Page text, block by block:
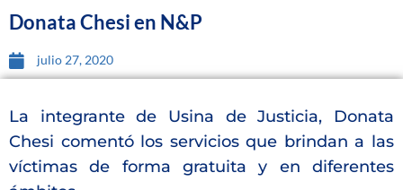
Donata Chesi en N&P
julio 27, 2020
La integrante de Usina de Justicia, Donata
Chesi comentó los servicios que brindan a las
víctimas de forma gratuita y en diferentes